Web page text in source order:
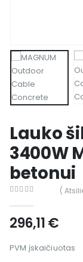
Lauko
3400W
betonui
(
296,11€
PVM įskaičiuotas